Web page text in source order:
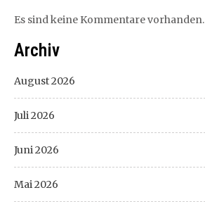
Es sind keine Kommentare vorhanden.
Archiv
August 2026
Juli 2026
Juni 2026
Mai 2026